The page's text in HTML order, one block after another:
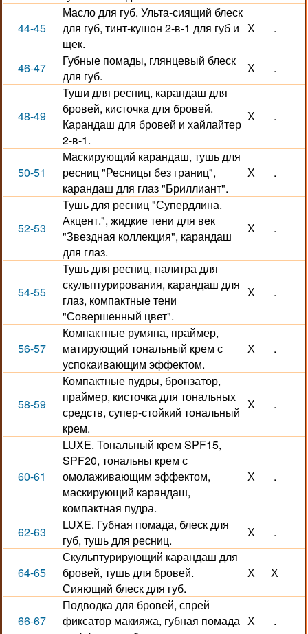
44-45
Масло для губ. Ульта-сиящий блеск
для губ, тинт-кушон 2-в-1 для губ и
щек.
Х .
46-47
Губные помады, глянцевый блеск
для губ.
Х .
48-49
Туши для ресниц, карандаш для
бровей, кисточка для бровей.
Карандаш для бровей и хайлайтер
2-в-1.
Х .
50-51
Маскирующий карандаш, тушь для
ресниц "Ресницы без границ",
карандаш для глаз "Бриллиант".
Х .
52-53
Тушь для ресниц "Супердлина.
Акцент.", жидкие тени для век
"Звездная коллекция", карандаш
для глаз.
Х .
54-55
Тушь для ресниц, палитра для
скульптурирования, карандаш для
глаз, компактные тени
"Совершенный цвет".
Х .
56-57
Компактные румяна, праймер,
матирующий тональный крем с
успокаивающим эффектом.
Х .
58-59
Компактные пудры, бронзатор,
праймер, кисточка для тональных
средств, супер-стойкий тональный
крем.
Х .
60-61
LUXE. Тональный крем SPF15,
SPF20, тональны крем с
омолаживающим эффектом,
маскирующий карандаш,
компактная пудра.
Х .
62-63
LUXE. Губная помада, блеск для
губ, тушь для ресниц.
Х .
64-65
Скульптурирующий карандаш для
бровей, тушь для бровей.
Сияющий блеск для губ.
Х Х
66-67
Подводка для бровей, спрей
фиксатор макияжа, губная помада Х .